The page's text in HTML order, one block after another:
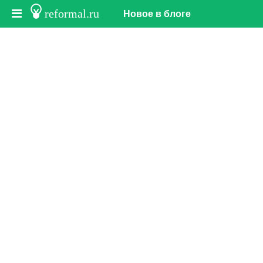
reformal.ru Новое в блоге